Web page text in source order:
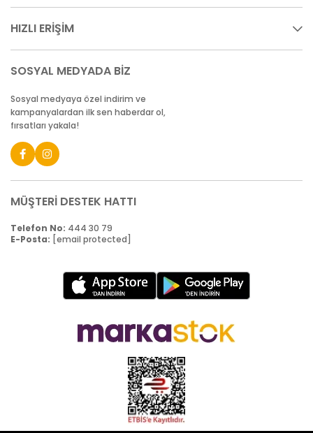
HIZLI ERİŞİM
SOSYAL MEDYADA BİZ
Sosyal medyaya özel indirim ve
kampanyalardan ilk sen haberdar ol,
fırsatları yakala!
MÜŞTERİ DESTEK HATTI
Telefon No: 444 30 79
E-Posta: [email protected]